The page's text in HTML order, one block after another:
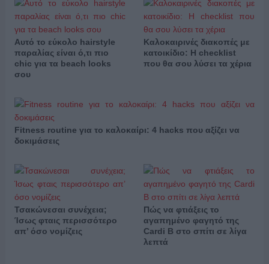
Αυτό το εύκολο hairstyle
παραλίας είναι ό,τι πιο
chic για τα beach looks
σου
Καλοκαιρινές διακοπές με
κατοικίδιο: Η checklist
που θα σου λύσει τα χέρια
Fitness routine για το καλοκαίρι: 4 hacks που αξίζει να
δοκιμάσεις
Τσακώνεσαι συνέχεια;
Ίσως φταις περισσότερο
απ’ όσο νομίζεις
Πώς να φτιάξεις το
αγαπημένο φαγητό της
Cardi B στο σπίτι σε λίγα
λεπτά